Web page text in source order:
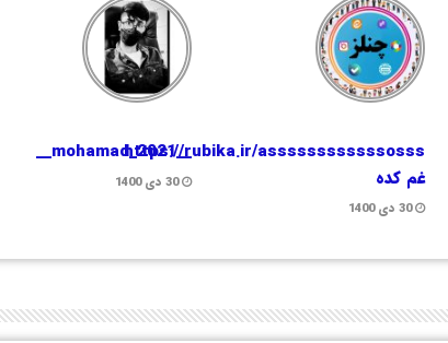
https://rubika.ir/assssssssssssosss
غم کده
30 دی 1400
__mohamad_2021__
30 دی 1400